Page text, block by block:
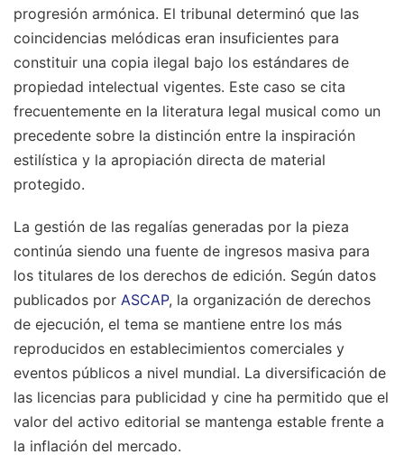
progresión armónica. El tribunal determinó que las
coincidencias melódicas eran insuficientes para
constituir una copia ilegal bajo los estándares de
propiedad intelectual vigentes. Este caso se cita
frecuentemente en la literatura legal musical como un
precedente sobre la distinción entre la inspiración
estilística y la apropiación directa de material
protegido.
La gestión de las regalías generadas por la pieza
continúa siendo una fuente de ingresos masiva para
los titulares de los derechos de edición. Según datos
publicados por ASCAP, la organización de derechos
de ejecución, el tema se mantiene entre los más
reproducidos en establecimientos comerciales y
eventos públicos a nivel mundial. La diversificación de
las licencias para publicidad y cine ha permitido que el
valor del activo editorial se mantenga estable frente a
la inflación del mercado.